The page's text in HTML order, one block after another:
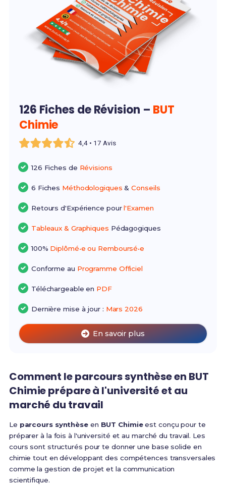
126 Fiches de Révision – BUT
Chimie
4,4 • 17 Avis
126 Fiches de Révisions
6 Fiches Méthodologiques &Conseils
Retours d'Expérience pourl'Examen
Tableaux & Graphiques Pédagogiques
100% Diplômé•e ou Remboursé•e
Conforme au Programme Officiel
Téléchargeable en PDF
Dernière mise à jour : Mars 2026
En savoir plus
Comment le parcours synthèse en BUT
Chimie prépare à l'université et au
marché du travail
Le parcours synthèseen BUT Chimieest conçu pour te
préparer à la fois à l'université et au marché du travail. Les
cours sont structurés pour te donner une base solide en
chimie tout en développant des compétences transversales
comme la gestion de projet et la communication
scientifique.